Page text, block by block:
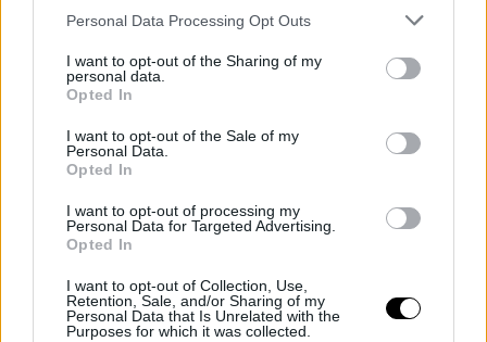
Personal Data Processing Opt Outs
I want to opt-out of the Sharing of my
personal data.
Opted In
I want to opt-out of the Sale of my
Personal Data.
Opted In
I want to opt-out of processing my
Personal Data for Targeted Advertising.
Opted In
I want to opt-out of Collection, Use,
Retention, Sale, and/or Sharing of my
Personal Data that Is Unrelated with the
Purposes for which it was collected.
Bíró Elutasítja a Trump-féle Választási
Álom Igazolására Irányuló
Tanúvallomást